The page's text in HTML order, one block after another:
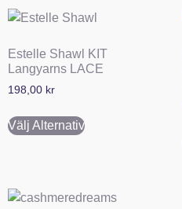
Estelle Shawl KIT
Langyarns LACE
198,00 kr
Välj Alternativ